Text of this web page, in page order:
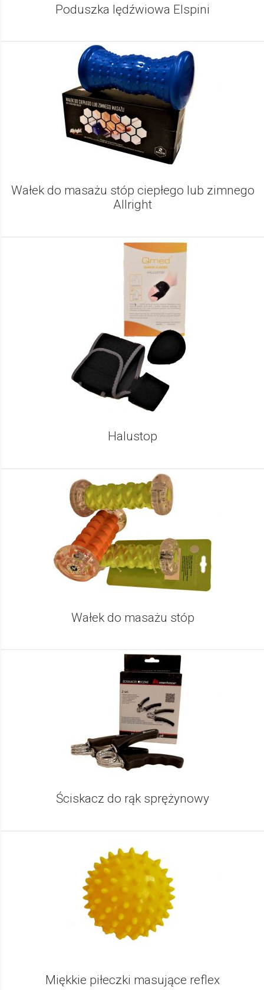
Poduszka lędźwiowa Elspini
Wałek do masażu stóp ciepłego lub zimnego
Allright
Halustop
Wałek do masażu stóp
Ściskacz do rąk sprężynowy
Miękkie piłeczki masujące reflex